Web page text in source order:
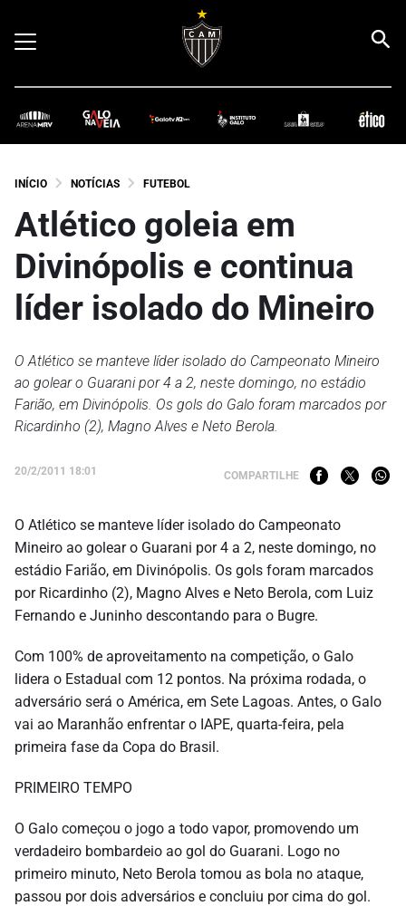
INÍCIO NOTÍCIAS FUTEBOL
Atlético goleia em
Divinópolis e continua
líder isolado do Mineiro
O Atlético se manteve líder isolado do Campeonato Mineiro
ao golear o Guarani por 4 a 2, neste domingo, no estádio
Farião, em Divinópolis. Os gols do Galo foram marcados por
Ricardinho (2), Magno Alves e Neto Berola.
20/2/2011 18:01 COMPARTILHE
O Atlético se manteve líder isolado do Campeonato
Mineiro ao golear o Guarani por 4 a 2, neste domingo, no
estádio Farião, em Divinópolis. Os gols foram marcados
por Ricardinho (2), Magno Alves e Neto Berola, com Luiz
Fernando e Juninho descontando para o Bugre.
Com 100% de aproveitamento na competição, o Galo
lidera o Estadual com 12 pontos. Na próxima rodada, o
adversário será o América, em Sete Lagoas. Antes, o Galo
vai ao Maranhão enfrentar o IAPE, quarta-feira, pela
primeira fase da Copa do Brasil.
PRIMEIRO TEMPO
O Galo começou o jogo a todo vapor, promovendo um
verdadeiro bombardeio ao gol do Guarani. Logo no
primeiro minuto, Neto Berola tomou as bola no ataque,
passou por dois adversários e concluiu por cima do gol.